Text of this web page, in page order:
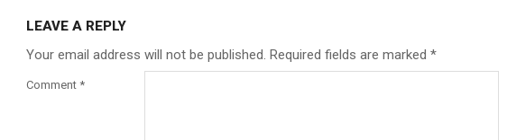
LEAVE A REPLY
Your email address will not be published. Required fields are marked *
Comment *